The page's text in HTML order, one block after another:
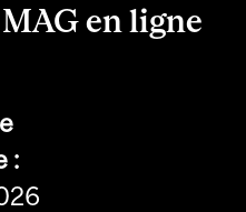
en ligne
: